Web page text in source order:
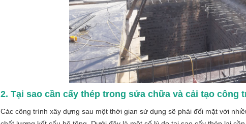
2. Tại sao cần cấy thép trong sửa chữa và cải tạo công
Các công trình xây dựng sau một thời gian sử dụng sẽ phải đối mặt với